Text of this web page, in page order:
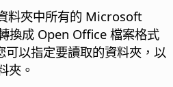
料夾中所有的 Microsoft
換成 Open Office 檔案格式
以指定要讀取的資料夾，以
夾。